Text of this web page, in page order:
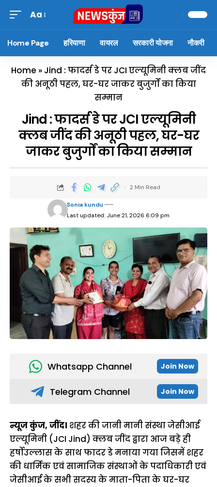
Aa
Home Page हरियाणा वायरल सरकारी योजना नौकरी
Home » Jind : फादर्स डे पर JCI एल्यूमिनी क्लब जींद
की अनूठी पहल, घर-घर जाकर बुजुर्गों का किया
सम्मान
Jind : फादर्स डे पर JCI एल्यूमिनी
क्लब जींद की अनूठी पहल, घर-घर
जाकर बुजुर्गों का किया सम्मान
Last updated: June 21, 2026 6:09 pm
Sonia kundu
2 Min Read
Whatsapp Channel Join Now
Telegram Channel Join Now
न्यूज कुंज, जींद। शहर की जानी मानी संस्था जेसीआई
एल्यूमिनी (JCI Jind) क्लब जींद द्वारा आज बड़े ही
हर्षोउल्लास के साथ फादर डे मनाया गया जिसमें शहर
की धार्मिक एवं सामाजिक संस्थाओं के पदाधिकारी एवं
जेसीआई के सभी सदस्य के माता-पिता के घर-घर